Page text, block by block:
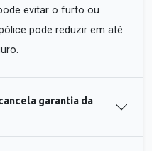
evitar o furto ou
pode reduzir em até
garantia da